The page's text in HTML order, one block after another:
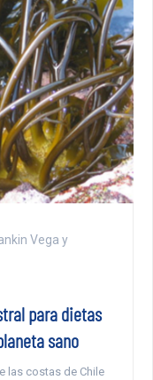
Vega y
para dietas
sano
las costas de Chile